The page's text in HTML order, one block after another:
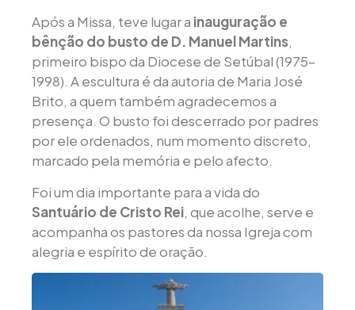
Após a Missa, teve lugar a inauguração e
bênção do busto de D. Manuel Martins,
primeiro bispo da Diocese de Setúbal (1975–
1998). A escultura é da autoria de Maria José
Brito, a quem também agradecemos a
presença. O busto foi descerrado por padres
por ele ordenados, num momento discreto,
marcado pela memória e pelo afecto.
Foi um dia importante para a vida do
Santuário de Cristo Rei, que acolhe, serve e
acompanha os pastores da nossa Igreja com
alegria e espírito de oração.